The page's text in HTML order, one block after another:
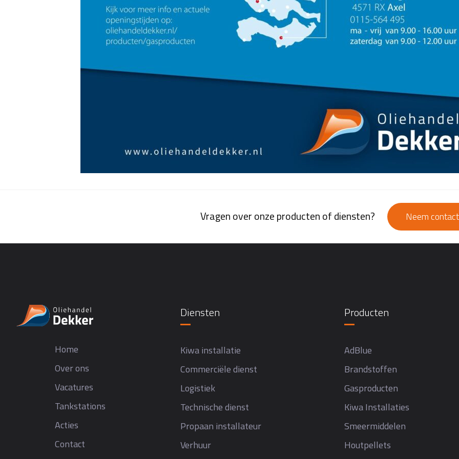
Vragen over onze producten of diensten? Neem
Home
Over ons
Vacatures
Tankstations
Acties
Contact
Diensten
Kiwa installatie
Commerciële dienst
Logistiek
Technische dienst
Propaan installateur
Verhuur
Producten
AdBlue
Brandstoffen
Gasproducten
Kiwa Installaties
Smeermiddelen
Houtpellets